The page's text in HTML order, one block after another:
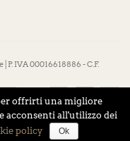
| P. IVA 00016618886 - C.F.
offrirti una migliore
acconsenti all'utilizzo dei
policy Ok